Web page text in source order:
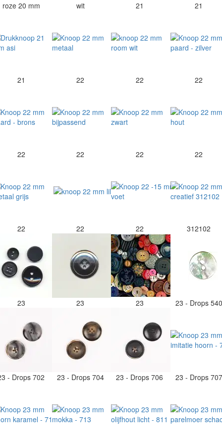
roze 20 mm wit 21 21
21 22 22 22
22 22 22 22
22 22 22 312102
23 23 23 23 - Drops
- Drops 702 23 - Drops 704 23 - Drops 706 23 - Drops